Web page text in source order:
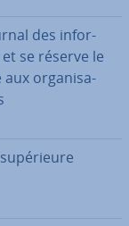
des in­for­
se réserve le
aux or­ga­ni­sa­